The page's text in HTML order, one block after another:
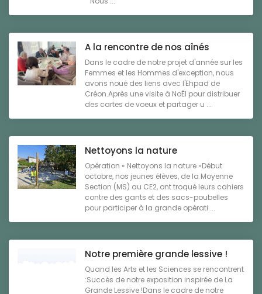
A la rencontre de nos aînés
Dans le cadre de notre projet d'année sur les
Femmes et les Hommes d'exception, nous
avons noué des liens avec l'Ehpad de
Créon.Après une visite à NoËl pour distribuer
des cartes de voeux et partager u ...
Nettoyons la nature
Opération « Nettoyons la nature »Début
octobre, nos jeunes élèves, de la Moyenne
Section (MS) au CE2, ont troqué leurs cahiers
contre des gants et des sacs-poubelles
pour participer à la grande opérati ...
Notre première grande lessive !
Quand les Arts et les Sciences se rencontrent
:Succès de notre exposition inspirée de La
Grande Lessive !Dans le cadre de notre